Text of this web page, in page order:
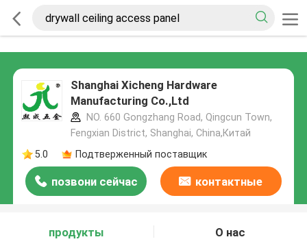
Shanghai Xicheng Hardware
Manufacturing Co.,Ltd
NO. 660 Gongzhang Road, Qingcun Town,
Fengxian District, Shanghai, China,Китай
5.0
Подтверженный поставщик
позвони сейчас контактные
продукты
О нас